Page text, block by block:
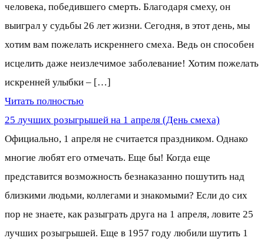
человека, победившего смерть. Благодаря смеху, он
выиграл у судьбы 26 лет жизни. Сегодня, в этот день, мы
хотим вам пожелать искреннего смеха. Ведь он способен
исцелить даже неизлечимое заболевание! Хотим пожелать
искренней улыбки – […]
Читать полностью
25 лучших розыгрышей на 1 апреля (День смеха)
Официально, 1 апреля не считается праздником. Однако
многие любят его отмечать. Еще бы! Когда еще
представится возможность безнаказанно пошутить над
близкими людьми, коллегами и знакомыми? Если до сих
пор не знаете, как разыграть друга на 1 апреля, ловите 25
лучших розыгрышей. Еще в 1957 году любили шутить 1